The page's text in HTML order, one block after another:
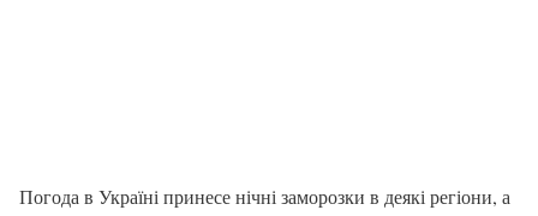
Погода в Україні принесе нічні заморозки в деякі регіони, а